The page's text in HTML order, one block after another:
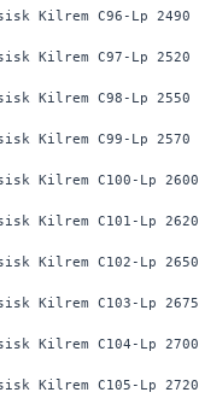
Kilrem C96-Lp 2490
Kilrem C97-Lp 2520
Kilrem C98-Lp 2550
Kilrem C99-Lp 2570
Kilrem C100-Lp 2600
Kilrem C101-Lp 2620
Kilrem C102-Lp 2650
Kilrem C103-Lp 2675
Kilrem C104-Lp 2700
Kilrem C105-Lp 2720